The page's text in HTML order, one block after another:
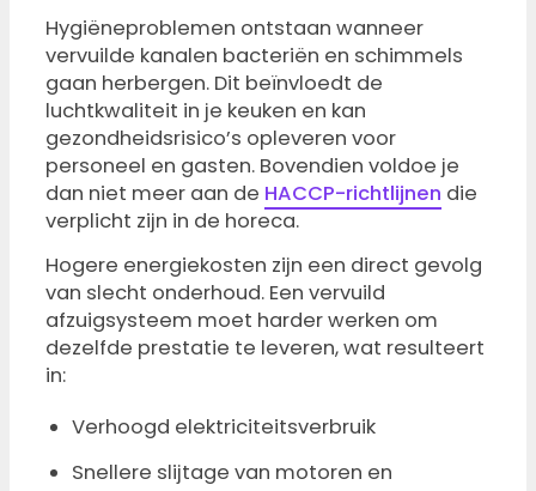
Hygiëneproblemen ontstaan wanneer
vervuilde kanalen bacteriën en schimmels
gaan herbergen. Dit beïnvloedt de
luchtkwaliteit in je keuken en kan
gezondheidsrisico’s opleveren voor
personeel en gasten. Bovendien voldoe je
dan niet meer aan de HACCP-richtlijnen die
verplicht zijn in de horeca.
Hogere energiekosten zijn een direct gevolg
van slecht onderhoud. Een vervuild
afzuigsysteem moet harder werken om
dezelfde prestatie te leveren, wat resulteert
in:
Verhoogd elektriciteitsverbruik
Snellere slijtage van motoren en